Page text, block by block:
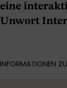
eine
Unwort
INFORMATIONEN